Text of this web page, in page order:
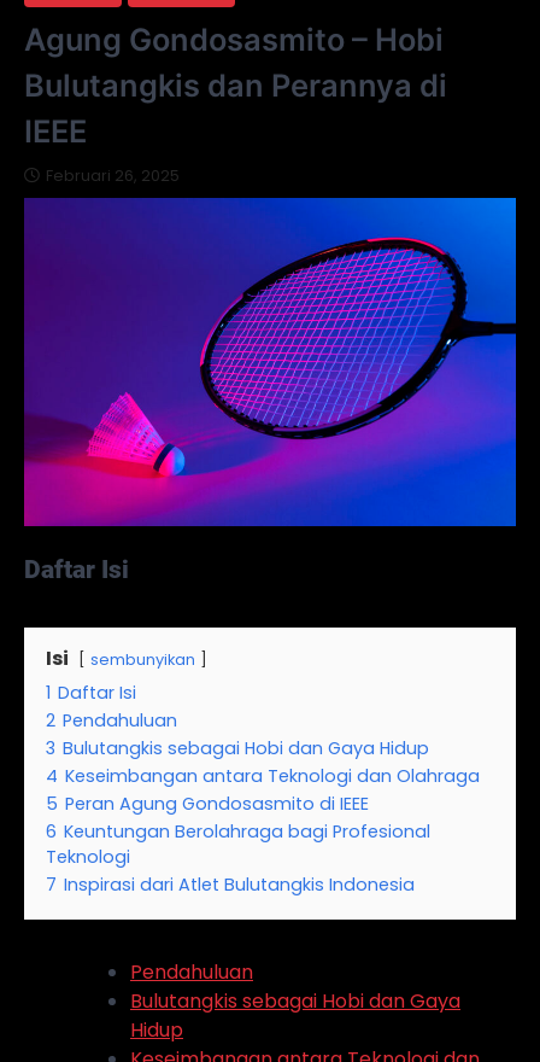
Agung Gondosasmito – Hobi
Bulutangkis dan Perannya di
IEEE
Februari 26, 2025
Daftar Isi
Isi sembunyikan
1 Daftar Isi
2 Pendahuluan
3 Bulutangkis sebagai Hobi dan Gaya Hidup
4 Keseimbangan antara Teknologi dan Olahraga
5 Peran Agung Gondosasmito di IEEE
6 Keuntungan Berolahraga bagi Profesional
Teknologi
7 Inspirasi dari Atlet Bulutangkis Indonesia
Pendahuluan
Bulutangkis sebagai Hobi dan Gaya
Hidup